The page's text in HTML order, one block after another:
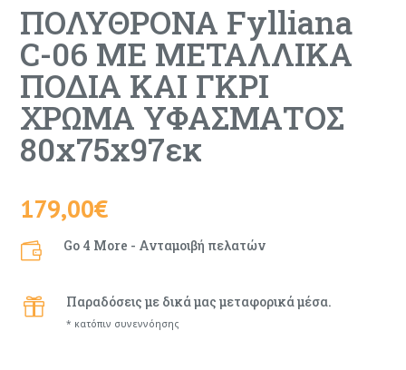
ΠΟΛΥΘΡΟΝΑ Fylliana
C-06 ΜΕ ΜΕΤΑΛΛΙΚΑ
ΠΟΔΙΑ ΚΑΙ ΓΚΡΙ
ΧΡΩΜΑ ΥΦΑΣΜΑΤΟΣ
80x75x97εκ
179,00€
 Go 4 More - Ανταμοιβή πελατών
 Παραδόσεις με δικά μας μεταφορικά μέσα.
* κατόπιν συνεννόησης